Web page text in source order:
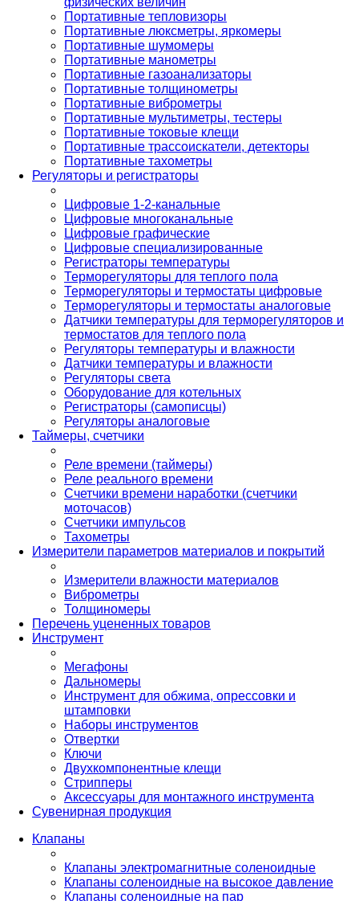
Портативные тепловизоры
Портативные люксметры, яркомеры
Портативные шумомеры
Портативные манометры
Портативные газоанализаторы
Портативные толщинометры
Портативные виброметры
Портативные мультиметры, тестеры
Портативные токовые клещи
Портативные трассоискатели, детекторы
Портативные тахометры
Регуляторы и регистраторы
Цифровые 1-2-канальные
Цифровые многоканальные
Цифровые графические
Цифровые специализированные
Регистраторы температуры
Терморегуляторы для теплого пола
Терморегуляторы и термостаты цифровые
Терморегуляторы и термостаты аналоговые
Датчики температуры для терморегуляторов и
термостатов для теплого пола
Регуляторы температуры и влажности
Датчики температуры и влажности
Регуляторы света
Оборудование для котельных
Регистраторы (самописцы)
Регуляторы аналоговые
Таймеры, счетчики
Реле времени (таймеры)
Реле реального времени
Счетчики времени наработки (счетчики
моточасов)
Счетчики импульсов
Тахометры
Измерители параметров материалов и покрытий
Измерители влажности материалов
Виброметры
Толщиномеры
Перечень уцененных товаров
Инструмент
Мегафоны
Дальномеры
Инструмент для обжима, опрессовки и
штамповки
Наборы инструментов
Отвертки
Ключи
Двухкомпонентные клещи
Стрипперы
Аксессуары для монтажного инструмента
Сувенирная продукция
Клапаны
Клапаны электромагнитные соленоидные
Клапаны соленоидные на высокое давление
Клапаны соленоидные на пар